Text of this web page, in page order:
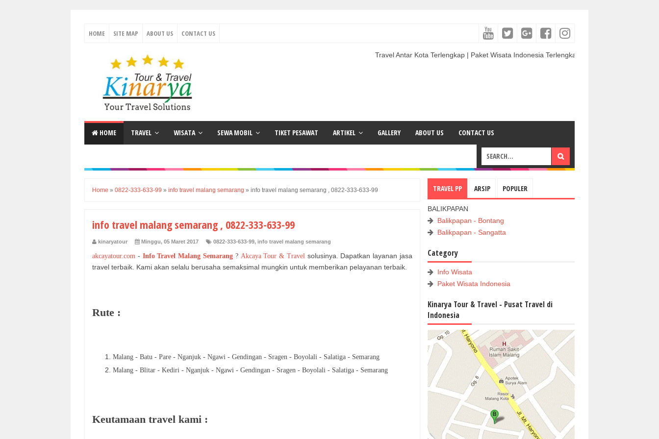
HOME SITE MAP ABOUT US CONTACT US
Travel Antar Kota Terlengkap | Paket Wisata Indonesia Terlengkap & Termurah | Sewa Mobil termurah
HOME TRAVEL WISATA SEWA MOBIL TIKET PESAWAT ARTIKEL GALLERY ABOUT US CONTACT US
Home » 0822-333-633-99 » info travel malang semarang » info travel malang semarang , 0822-333-633-99
info travel malang semarang , 0822-333-633-99
kinaryatour Minggu, 05 Maret 2017 0822-333-633-99, info travel malang semarang
akcayatour.com - Info Travel Malang Semarang? Akcaya Tour & Travel solusinya. Dapatkan layanan jasa
travel terbaik. Kami akan selalu berusaha semaksimal mungkin untuk memberikan pelayanan terbaik.
Rute :
Malang - Batu - Pare - Nganjuk - Ngawi - Gendingan - Sragen - Boyolali - Salatiga - Semarang
Malang - Blitar - Kediri - Nganjuk - Ngawi - Gendingan - Sragen - Boyolali - Salatiga - Semarang
Keutamaan travel kami :
TRAVEL PP ARSIP POPULER
BALIKPAPAN
Balikpapan - Bontang
Balikpapan - Sangatta
Category
Info Wisata
Paket Wisata Indonesia
Kinarya Tour & Travel - Pusat Travel di
Indonesia